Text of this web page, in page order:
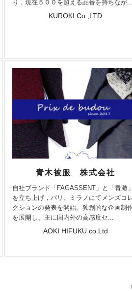
り，現在５００を超える品番を持ちなが...
KUROKI Co.,LTD
青木被服 株式会社
自社ブランド「FAGASSENT」と「青激」
を立ち上げ，パリ、ミラノにてメンズコ
クションの発表を開始。独創的な企画制
を展開し、主に国内外の高感度セ...
AOKI HIFUKU co.Ltd